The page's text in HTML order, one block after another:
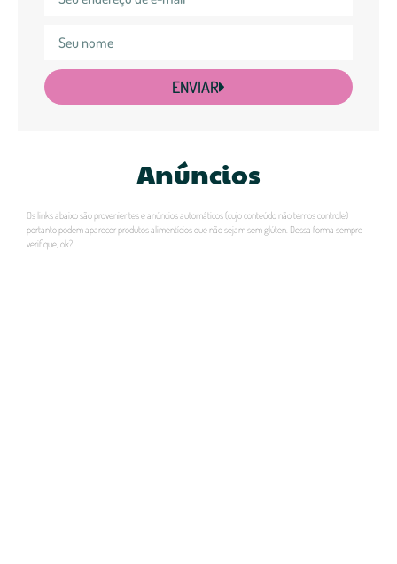
ENVIAR
Anúncios
Os links abaixo são provenientes e anúncios automáticos (cujo conteúdo não temos controle)
portanto podem aparecer produtos alimentícios que não sejam sem glúten. Dessa forma sempre
verifique, ok?